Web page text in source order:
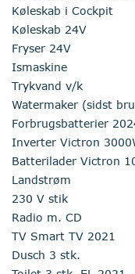
Køleskab i Cockpit
Køleskab 24V
Fryser 24V
Ismaskine
Trykvand v/k
Watermaker (sidst
Forbrugsbatterier
Inverter Victron
Batterilader Victron
Landstrøm
230 V stik
Radio m. CD
TV Smart TV 2021
Dusch 3 stk.